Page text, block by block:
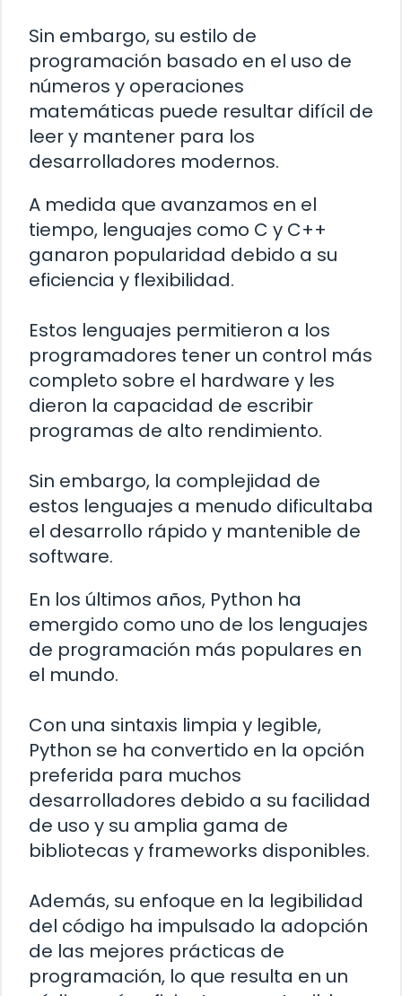
Sin embargo, su estilo de
programación basado en el uso de
números y operaciones
matemáticas puede resultar difícil de
leer y mantener para los
desarrolladores modernos.
A medida que avanzamos en el
tiempo, lenguajes como C y C++
ganaron popularidad debido a su
eficiencia y flexibilidad.
Estos lenguajes permitieron a los
programadores tener un control más
completo sobre el hardware y les
dieron la capacidad de escribir
programas de alto rendimiento.
Sin embargo, la complejidad de
estos lenguajes a menudo dificultaba
el desarrollo rápido y mantenible de
software.
En los últimos años, Python ha
emergido como uno de los lenguajes
de programación más populares en
el mundo.
Con una sintaxis limpia y legible,
Python se ha convertido en la opción
preferida para muchos
desarrolladores debido a su facilidad
de uso y su amplia gama de
bibliotecas y frameworks disponibles.
Además, su enfoque en la legibilidad
del código ha impulsado la adopción
de las mejores prácticas de
programación, lo que resulta en un